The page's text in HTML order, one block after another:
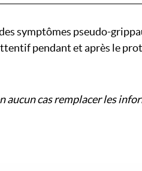
symptômes pseudo-
pendant et après le
aucun cas remplacer les